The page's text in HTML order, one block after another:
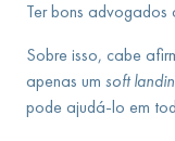
Ter bons advogados
Sobre isso, cabe
apenas um soft
pode ajudá-lo em